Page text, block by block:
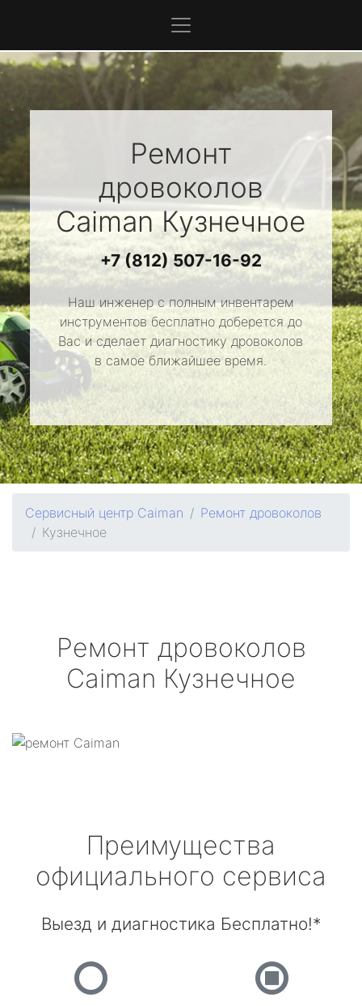
Ремонт
дровоколов
CaimanКузнечное
+7 (812) 507-16-92
Наш инженер с полным инвентарем
инструментов бесплатно доберется до
Вас и сделает диагностику дровоколов
в самое ближайшее время.
Сервисный центр Caiman
Ремонт дровоколов
Кузнечное
Ремонт дровоколов
Caiman Кузнечное
Преимущества
официального сервиса
Выезд и диагностика Бесплатно!*